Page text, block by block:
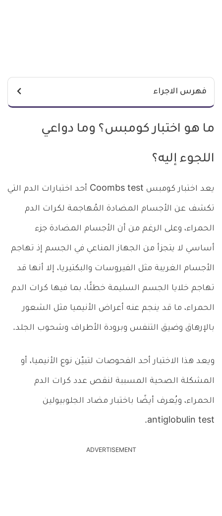
فهرس الاجراء
ما هو اختبار كومبس؟ وما دواعي
اللجوء إليه؟
يعد اختبار كومبس Coombs test أحد اختبارات الدم التي
تكشف عن الأجسام المضادة المُهاجمة لكرات الدم
الحمراء، وعلى الرغم من أن الأجسام المضادة جزء
أساسي لا يتجزأ من الجهاز المناعي في الجسم إذ تهاجم
الأجسام الغريبة مثل الفيروسات والبكتيريا، إلا أنها قد
تهاجم خلايا الجسم السليمة خطئًا، بما فيها كرات الدم
الحمراء، ما قد ينجم عنه أعراض الأنيميا مثل الشعور
بالإرهاق وضيق التنفس وبرودة الأطراف وشحوب الجلد.
ويعد هذا الاختبار أحد الفحوصات لتبيّن نوع الأنيميا، أو
المشكلة الصحية المسببة لنقص عدد كرات الدم
الحمراء، ويُعرف أيضًا باختبار مضاد الجلوبيولين
antiglobulin test.
ADVERTISEMENT